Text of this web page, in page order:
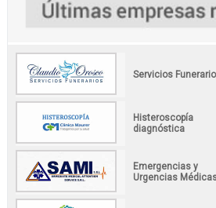
Servicios
Histeroscopía
diagnóstica
Emergencias y
Urgencias